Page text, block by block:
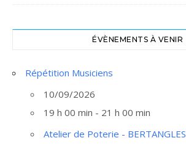
ÉVÈNEMENTS À VENIR
Répétition Musiciens
10/09/2026
19 h 00 min - 21 h 00 min
Atelier de Poterie - BERTANGLES